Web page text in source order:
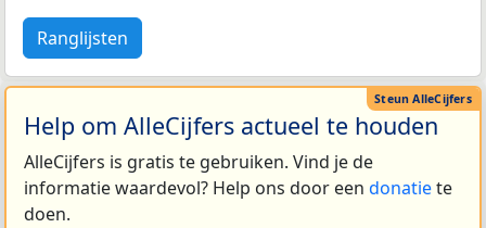
Ranglijsten
Help om AlleCijfers actueel te houden
AlleCijfers is gratis te gebruiken. Vind je de
informatie waardevol? Help ons door een donatiete
doen.